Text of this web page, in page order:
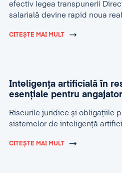
efectiv legea transpunerii
salarială devine rapid noua
CITEȘTE MAI MULT
Inteligența artificială în
esențiale pentru
Riscurile juridice și obligațiile
sistemelor de inteligență
CITEȘTE MAI MULT